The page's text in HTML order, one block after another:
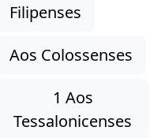
Filipenses
Aos Colossenses
1 Aos
Tessalonicenses